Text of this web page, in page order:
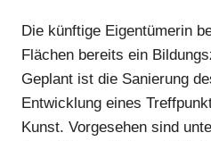
Die künftige Eigentümerin
Flächen bereits ein
Geplant ist die Sanierung
Entwicklung eines
Kunst. Vorgesehen sind